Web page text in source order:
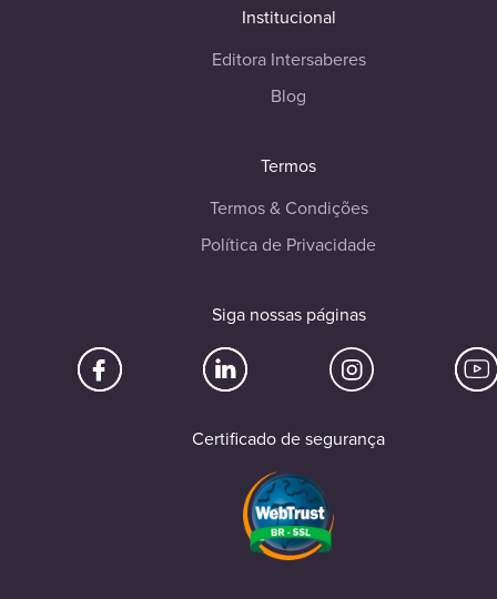
Institucional
Editora Intersaberes
Blog
Termos
Termos & Condições
Política de Privacidade
Siga nossas páginas
Certificado de segurança